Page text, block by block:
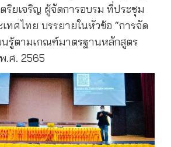
ริยเจริญ ผู้จัดการอบรม ที่ประชุม
ทศไทย บรรยายในหัวข้อ “การจัด
นรู้ตามเกณฑ์มาตรฐานหลักสูตร
.ศ. 2565